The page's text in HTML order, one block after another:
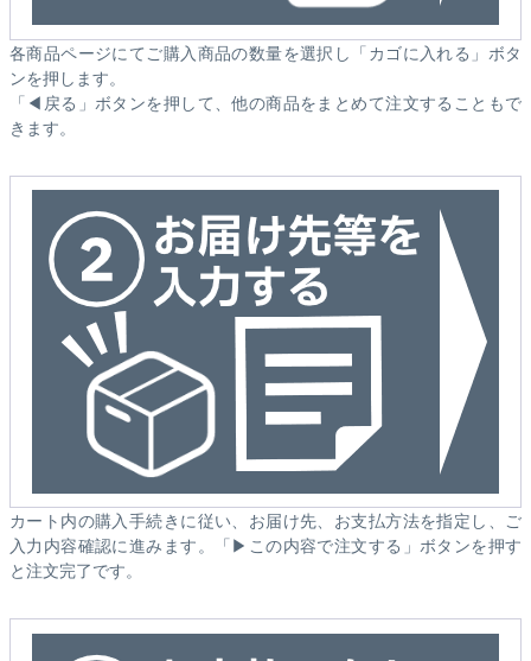
各商品ページにてご購入商品の数量を選択し「カゴに入れる」ボタ
ンを押します。
「◀戻る」ボタンを押して、他の商品をまとめて注文することもで
きます。
カート内の購入手続きに従い、お届け先、お支払方法を指定し、ご
入力内容確認に進みます。「▶この内容で注文する」ボタンを押す
と注文完了です。